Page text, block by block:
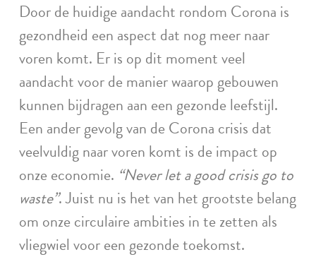
Door de huidige aandacht rondom Corona is
gezondheid een aspect dat nog meer naar
voren komt. Er is op dit moment veel
aandacht voor de manier waarop gebouwen
kunnen bijdragen aan een gezonde leefstijl.
Een ander gevolg van de Corona crisis dat
veelvuldig naar voren komt is de impact op
onze economie. “Never let a good crisis go to
waste”. Juist nu is het van het grootste belang
om onze circulaire ambities in te zetten als
vliegwiel voor een gezonde toekomst.